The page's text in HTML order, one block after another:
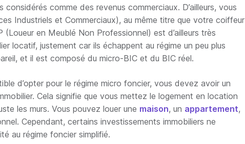
comme des revenus commerciaux. D’ailleurs, vous
Industriels et Commerciaux), au même titre que votre coiffeur
en Meublé Non Professionnel) est d’ailleurs très
locatif, justement car ils échappent au régime un peu plus
et il est composé du micro-BIC et du BIC réel.
d’opter pour le régime micro foncier, vous devez avoir un
Cela signifie que vous mettez le logement en location
les murs. Vous pouvez louer une maison, un appartement,
Cependant, certains investissements immobiliers ne
au régime foncier simplifié.